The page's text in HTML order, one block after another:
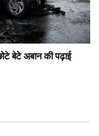
अबान की पढ़ाई